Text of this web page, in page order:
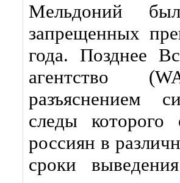
Мельдоний
запрещенных
года. Позднее
агентство
разъяснением
следы
россиян в
сроки